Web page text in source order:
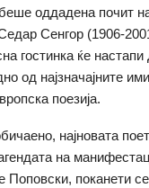
оддадена почит
Сенгор (1906-
гостинка ќе
од најзначајните
поезија.
најновата
на
Поповски, поканети